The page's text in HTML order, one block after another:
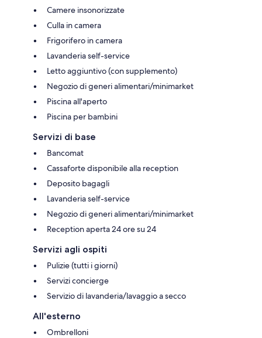
Camere insonorizzate
Culla in camera
Frigorifero in camera
Lavanderia self-service
Letto aggiuntivo (con supplemento)
Negozio di generi alimentari/minimarket
Piscina all'aperto
Piscina per bambini
Servizi di base
Bancomat
Cassaforte disponibile alla reception
Deposito bagagli
Lavanderia self-service
Negozio di generi alimentari/minimarket
Reception aperta 24 ore su 24
Servizi agli ospiti
Pulizie (tutti i giorni)
Servizi concierge
Servizio di lavanderia/lavaggio a secco
All'esterno
Ombrelloni